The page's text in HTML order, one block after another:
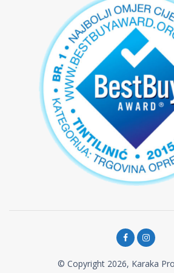
© Copyright 2026, Karaka